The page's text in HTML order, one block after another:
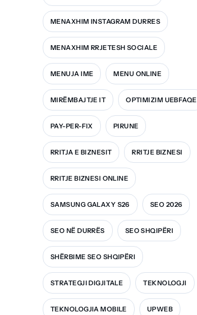
MENAXHIM INSTAGRAM DURRES
MENAXHIM RRJETESH SOCIALE
MENUJA IME MENU ONLINE
MIRËMBAJTJE IT OPTIMIZIM UEBFAQE
PAY-PER-FIX PIRUNE
RRITJA E BIZNESIT RRITJE BIZNESI
RRITJE BIZNESI ONLINE
SAMSUNG GALAXY S26 SEO 2026
SEO NË DURRËS SEO SHQIPËRI
SHËRBIME SEO SHQIPËRI
STRATEGJI DIGJITALE TEKNOLOGJI
TEKNOLOGJIA MOBILE UPWEB